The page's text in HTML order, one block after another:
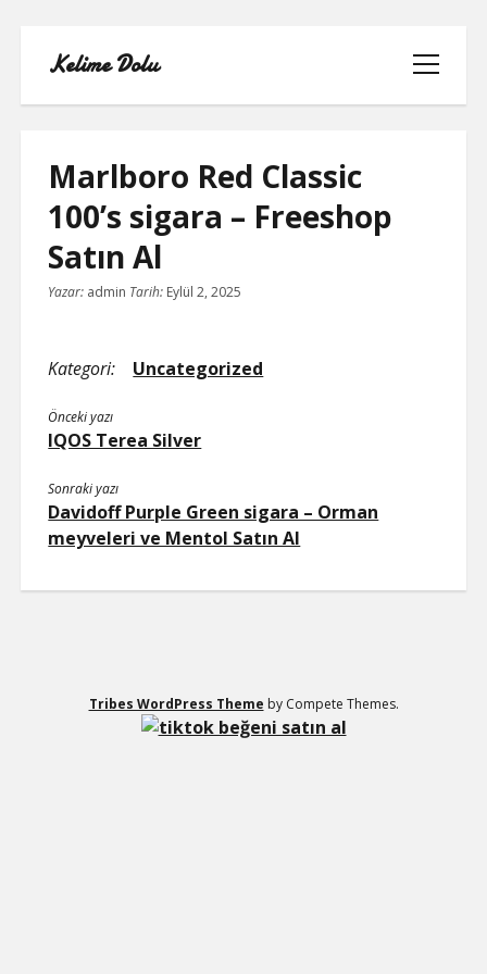
Kelime Dolu
menüyü
aç
INSTAGRAM BOT HESAPLARININ
HIKAYEME BAKMASI
SAYFA LISTESI
TWITTER FAVORI KASMA PARASIZ
Marlboro Red Classic
100’s sigara – Freeshop
Satın Al
Yazar: admin Tarih: Eylül 2, 2025
Kategori: Uncategorized
Önceki yazı
IQOS Terea Silver
Sonraki yazı
Davidoff Purple Green sigara – Orman
meyveleri ve Mentol Satın Al
Tribes WordPress Theme by Compete Themes.